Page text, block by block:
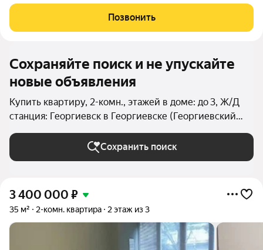
доступности. Квартира на втором ликвидном этаже. Светлая,
уютная, теплая. Частично сделан
Позвонить
Сохраняйте поиск и не упускайте
новые объявления
Купить квартиру, 2-комн., этажей в доме: до 3, Ж/Д
станция: Георгиевск в Георгиевске (Георгиевский
округ)
Сохранить поиск
3 400 000 ₽
35 м² 2-комн. квартира 2 этаж из 3